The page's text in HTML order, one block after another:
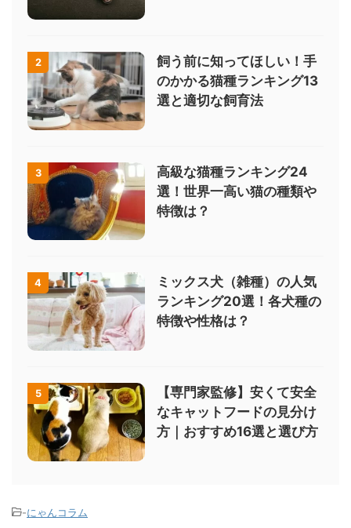
2
飼う前に知ってほしい！手
のかかる猫種ランキング13
選と適切な飼育法
3
高級な猫種ランキング24
選！世界一高い猫の種類や
特徴は？
4
ミックス犬（雑種）の人気
ランキング20選！各犬種の
特徴や性格は？
5
【専門家監修】安くて安全
なキャットフードの見分け
方｜おすすめ16選と選び方
-にゃんコラム